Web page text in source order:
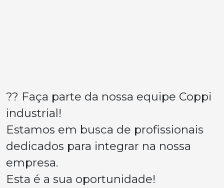
?? Faça parte da nossa equipe Coppi
industrial!
Estamos em busca de profissionais
dedicados para integrar na nossa
empresa.
Esta é a sua oportunidade!